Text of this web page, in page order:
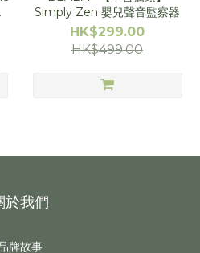
Simply Zen 嬰兒聲音監察器
HK$299.00
HK$499.00
於我們
牌故事